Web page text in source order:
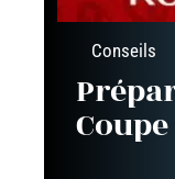
Conseils